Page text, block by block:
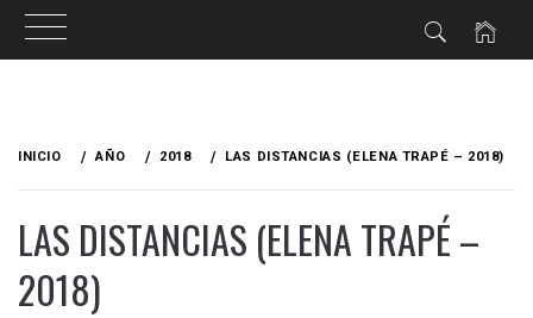
INICIO AÑO 2018 LAS DISTANCIAS (ELENA TRAPÉ – 2018)
LAS DISTANCIAS (ELENA TRAPÉ –
2018)